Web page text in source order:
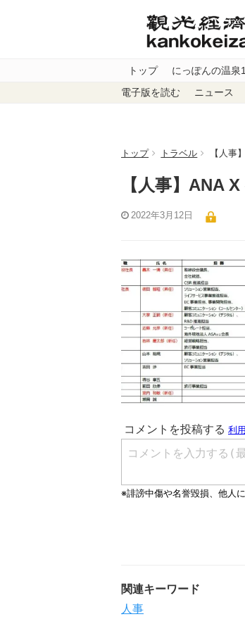
トップ にっぽんの温泉
電子版を読む ニュース
トップ トラベル 【人事
【人事】ANA
2022年3月12日
関連キーワード
人事